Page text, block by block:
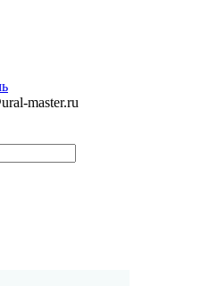
master.ru